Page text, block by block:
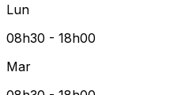
Lun
08h30 - 18h00
Mar